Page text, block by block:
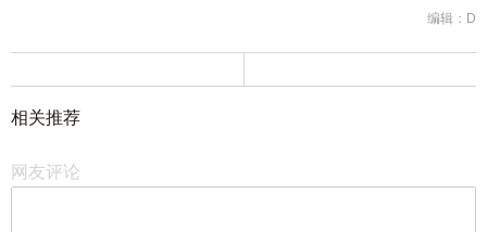
编辑：D
相关推荐
网友评论